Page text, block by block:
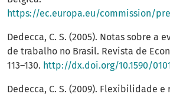
https://ec.europa.eu/commission/
Dedecca, C. S. (2005). Notas sobre a
de trabalho no Brasil. Revista de
113–130. http://dx.doi.org/10.1590/
Dedecca, C. S. (2009). Flexibilidade e